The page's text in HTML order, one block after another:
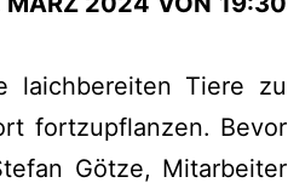
laichbereiten Tiere zu
fortzupflanzen. Bevor
Götze, Mitarbeiter